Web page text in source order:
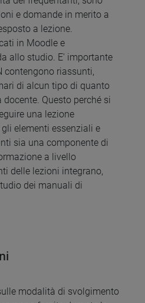
e domande in merito a
a lezione.
in Moodle e
allo studio. E' importante
contengono riassunti,
di alcun tipo di quanto
Questo perché si
una lezione
elementi essenziali e
sia una componente di
a livello
delle lezioni integrano,
dei manuali di
modalità di svolgimento